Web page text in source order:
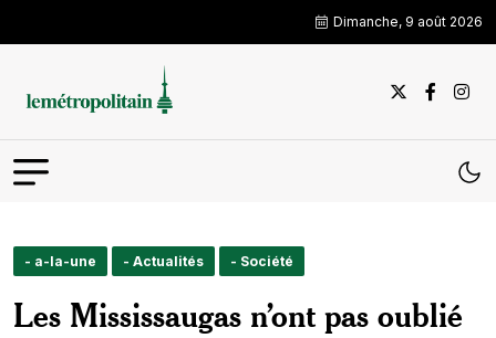
Dimanche, 9 août 2026
- a-la-une - Actualités - Société
Les Mississaugas n’ont pas oublié